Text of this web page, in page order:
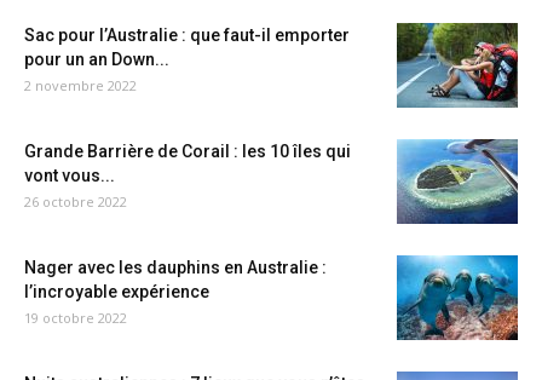
Sac pour l’Australie : que faut-il emporter
pour un an Down...
2 novembre 2022
Grande Barrière de Corail : les 10 îles qui
vont vous...
26 octobre 2022
Nager avec les dauphins en Australie :
l’incroyable expérience
19 octobre 2022